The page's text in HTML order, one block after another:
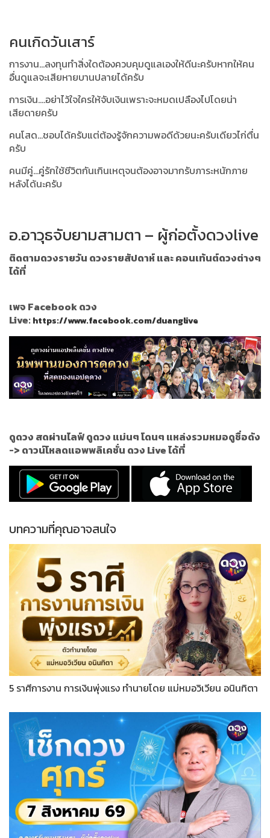
คนเกิดวันเสาร์
การงาน...ลงทุนทำสิ่งใดต้องควบคุมดูแลเองให้ดีนะครับหากให้คน
อื่นดูแลจะเสียหายบานปลายได้ครับ
การเงิน....อย่าไว้ใจใครให้จับเงินเพราะจะหมดเปลืองไปโดยน่า
เสียดายครับ
คนโสด...ชอบได้ครับแต่ต้องรู้จักความพอดีด้วยนะครับเดียวไก่ตื่น
ครับ
คนมีคู่...คู่รักใช้ชีวิตกันเกินเหตุจนต้องอาจมากรับภาระหนักภาย
หลังได้นะครับ
อ.อาวุธจับยามสามตา – ผู้ก่อตั้งดวงlive
ติดตามดวงรายวัน ดวงรายสัปดาห์ และ คอนเท้นต์ดวงต่างๆ
ได้ที่
เพจ Facebook ดวง
Live:https://www.facebook.com/duanglive
ดูดวง สดผ่านไลฟ์ ดูดวง แม่นๆ โดนๆ แหล่งรวมหมอดูชื่อดัง
-> ดาวน์โหลดแอพพลิเคชั่น ดวง Live ได้ที่
บทความที่คุณอาจสนใจ
5 ราศีการงาน การเงินพุ่งแรง ทำนายโดย แม่หมอวิเวียน อนินทิตา